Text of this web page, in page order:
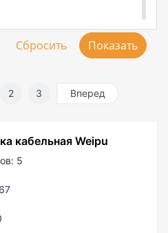
2 3 Вперед
кабельная Weipu
5